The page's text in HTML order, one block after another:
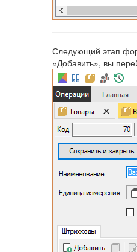
Следующий этап
«Добавить», вы